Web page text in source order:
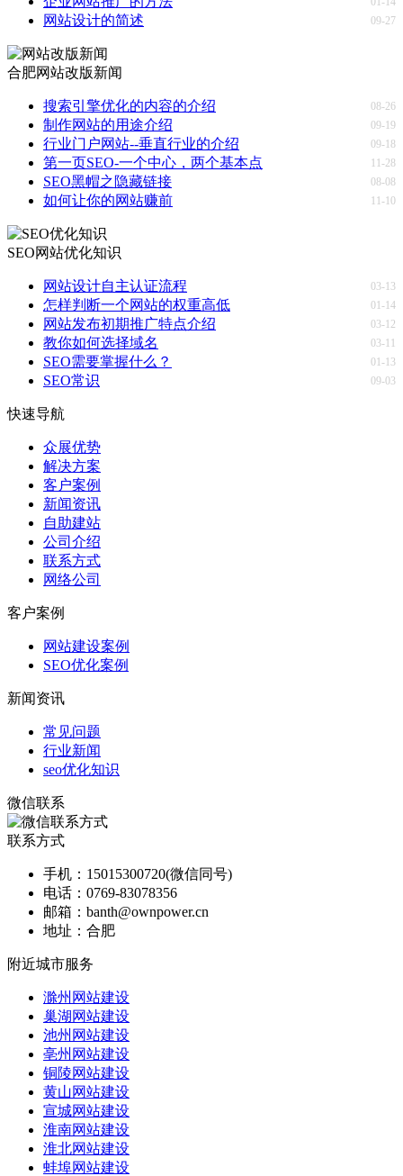
网站设计的简述 09-27
合肥网站改版新闻
搜索引擎优化的内容的介绍 08-26
制作网站的用途介绍 09-19
行业门户网站--垂直行业的介绍 09-18
第一页SEO-一个中心，两个基本点 11-28
SEO黑帽之隐藏链接 08-08
如何让你的网站赚前 11-10
SEO网站优化知识
网站设计自主认证流程 03-13
怎样判断一个网站的权重高低 01-14
网站发布初期推广特点介绍 03-12
教你如何选择域名 03-11
SEO需要掌握什么？ 01-13
SEO常识 09-03
快速导航
众展优势
解决方案
客户案例
新闻资讯
自助建站
公司介绍
联系方式
网络公司
客户案例
网站建设案例
SEO优化案例
新闻资讯
常见问题
行业新闻
seo优化知识
微信联系
联系方式
手机： 15015300720(微信同号)
电话： 0769-83078356
邮箱： banth@ownpower.cn
地址： 合肥
附近城市服务
滁州网站建设
巢湖网站建设
池州网站建设
亳州网站建设
铜陵网站建设
黄山网站建设
宣城网站建设
淮南网站建设
淮北网站建设
蚌埠网站建设